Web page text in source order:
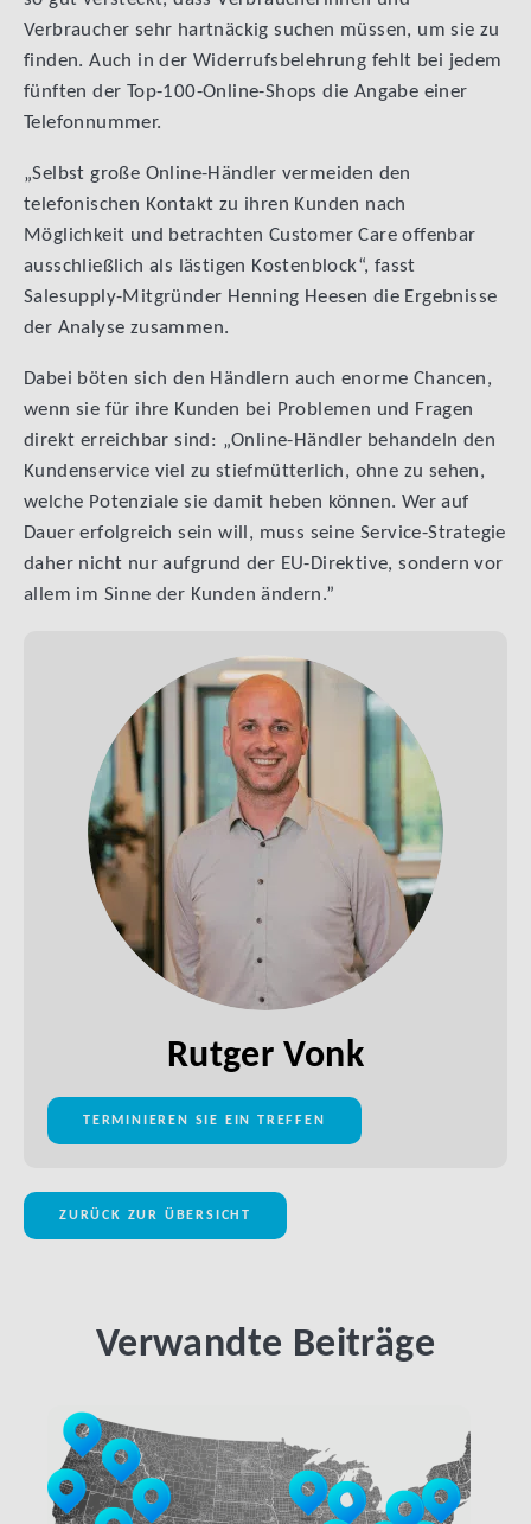
Verbraucher sehr hartnäckig suchen müssen, um sie zu
finden. Auch in der Widerrufsbelehrung fehlt bei jedem
fünften der Top-100-Online-Shops die Angabe einer
Telefonnummer.
„Selbst große Online-Händler vermeiden den
telefonischen Kontakt zu ihren Kunden nach
Möglichkeit und betrachten Customer Care offenbar
ausschließlich als lästigen Kostenblock“, fasst
Salesupply-Mitgründer Henning Heesen die Ergebnisse
der Analyse zusammen.
Dabei böten sich den Händlern auch enorme Chancen,
wenn sie für ihre Kunden bei Problemen und Fragen
direkt erreichbar sind: „Online-Händler behandeln den
Kundenservice viel zu stiefmütterlich, ohne zu sehen,
welche Potenziale sie damit heben können. Wer auf
Dauer erfolgreich sein will, muss seine Service-Strategie
daher nicht nur aufgrund der EU-Direktive, sondern vor
allem im Sinne der Kunden ändern.”
Rutger Vonk
TERMINIEREN SIE EIN TREFFEN
ZURÜCK ZUR ÜBERSICHT
Verwandte Beiträge